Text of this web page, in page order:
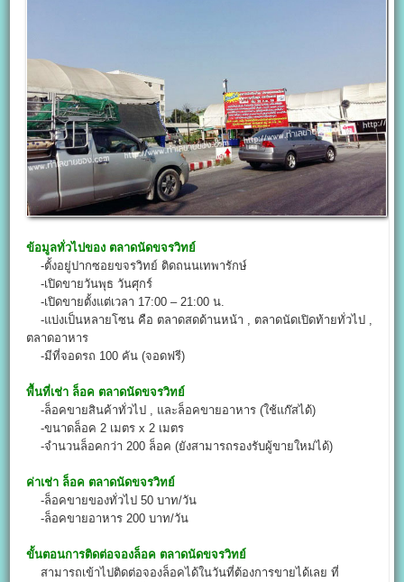
ข้อมูลทั่วไปของ ตลาดนัดขจรวิทย์
-ตั้งอยู่ปากซอยขจรวิทย์ ติดถนนเทพารักษ์
-เปิดขายวันพุธ วันศุกร์
-เปิดขายตั้งแต่เวลา 17:00 – 21:00 น.
-แบ่งเป็นหลายโซน คือ ตลาดสดด้านหน้า , ตลาดนัดเปิดท้ายทั่วไป ,
ตลาดอาหาร
-มีที่จอดรถ 100 คัน (จอดฟรี)
พื้นที่เช่า ล็อค ตลาดนัดขจรวิทย์
-ล็อคขายสินค้าทั่วไป , และล็อคขายอาหาร (ใช้แก๊สได้)
-ขนาดล็อค 2 เมตร x 2 เมตร
-จำนวนล็อคกว่า 200 ล็อค (ยังสามารถรองรับผู้ขายใหม่ได้)
ค่าเช่า ล็อค ตลาดนัดขจรวิทย์
-ล็อคขายของทั่วไป 50 บาท/วัน
-ล็อคขายอาหาร 200 บาท/วัน
ขั้นตอนการติดต่อจองล็อค ตลาดนัดขจรวิทย์
สามารถเข้าไปติดต่อจองล็อคได้ในวันที่ต้องการขายได้เลย ที่